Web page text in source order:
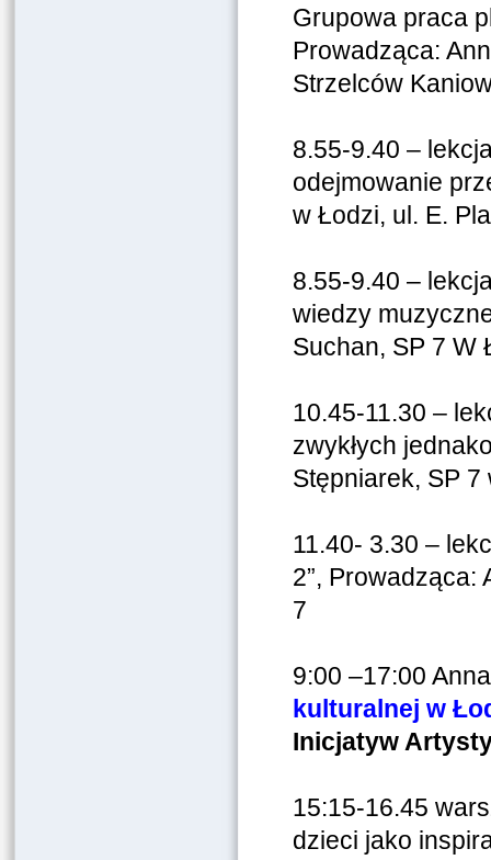
Grupowa praca
Prowadząca:
Strzelców
8.55-9.40 –
odejmowanie
w Łodzi, ul. E.
8.55-9.40 –
wiedzy
Suchan, SP 7 W
10.45-11.30 –
zwykłych
Stępniarek, SP
11.40- 3.30 –
2”, Prowadząca:
7
9:00 –17:00
kulturalnej w
Inicjatyw
15:15-16.45
dzieci jako